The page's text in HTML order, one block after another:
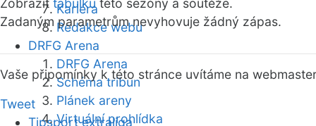
Kariéra
Redakce webu
DRFG Arena
DRFG Arena
Schéma tribun
Plánek areny
Virtuální prohlídka
Zobrazit tabulku této sezóny a soutěže.
Zadaným parametrům nevyhovuje žádný zápas.
Vaše připomínky k této stránce uvítáme na webmaster
Tweet
Tipsport extraliga